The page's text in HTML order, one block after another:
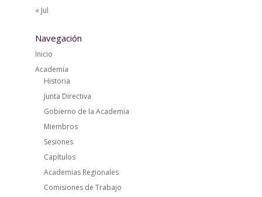
« Jul
Navegación
Inicio
Academia
Historia
Junta Directiva
Gobierno de la Academia
Miembros
Sesiones
Capítulos
Academias Regionales
Comisiones de Trabajo